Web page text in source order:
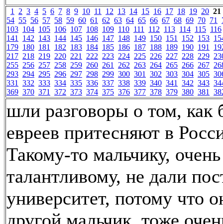
1 2 3 4 5 6 7 8 9 10 11 12 13 14 15 16 17 18 19 20 21
54 55 56 57 58 59 60 61 62 63 64 65 66 67 68 69 70 71
103 104 105 106 107 108 109 110 111 112 113 114 115 116
141 142 143 144 145 146 147 148 149 150 151 152 153
179 180 181 182 183 184 185 186 187 188 189 190 191
217 218 219 220 221 222 223 224 225 226 227 228 229
255 256 257 258 259 260 261 262 263 264 265 266 267
293 294 295 296 297 298 299 300 301 302 303 304 305
331 332 333 334 335 336 337 338 339 340 341 342 343
369 370 371 372 373 374 375 376 377 378 379 380 381
шли разговоры о том, как
евреев притесняют в
Такому-то мальчику, очень
талантливому, не дали
университет, потому что